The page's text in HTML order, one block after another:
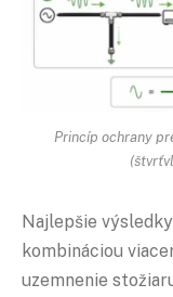
Princíp ochrany
Najlepšie
kombináciou
uzemnenie